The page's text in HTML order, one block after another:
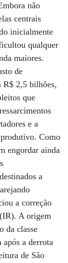
não
centrais
inicialmente
qualquer
maiores.
de
R$ 2,5 bilhões,
que
e a
Como
engordar ainda
a
a correção
A origem
da classe
após a derrota
de São